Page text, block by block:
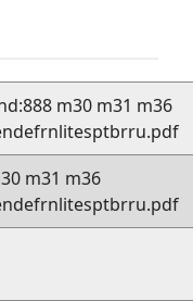
m30 m31 m36
m31 m36